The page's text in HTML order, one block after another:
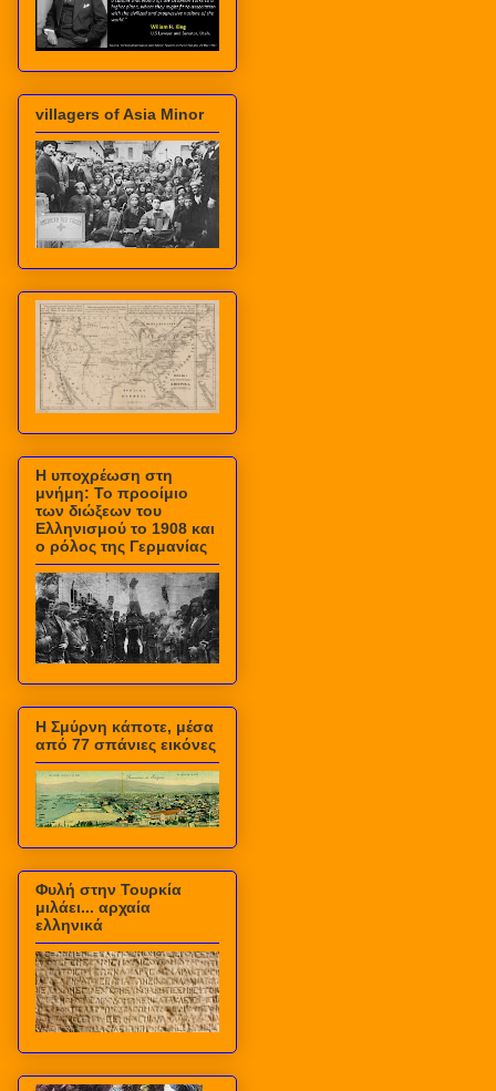
villagers of Asia Minor
Η υποχρέωση στη
μνήμη: Το προοίμιο
των διώξεων του
Ελληνισμού το 1908 και
ο ρόλος της Γερμανίας
Η Σμύρνη κάποτε, μέσα
από 77 σπάνιες εικόνες
Φυλή στην Τουρκία
μιλάει... αρχαία
ελληνικά